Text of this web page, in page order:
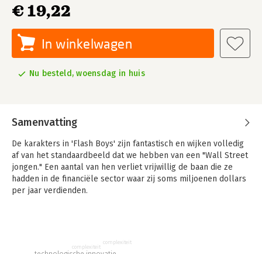
€ 19,22
In winkelwagen
Nu besteld, woensdag in huis
Samenvatting
De karakters in 'Flash Boys' zijn fantastisch en wijken volledig
af van het standaardbeeld dat we hebben van een "Wall Street
jongen." Een aantal van hen verliet vrijwillig de baan die ze
hadden in de financiële sector waar zij soms miljoenen dollars
per jaar verdienden.
Wall Street winst genereert bloot.
complexiteit
complexiteit